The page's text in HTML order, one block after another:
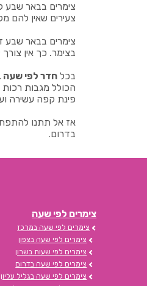
צימרים בבאר שבע
צעירים שאין להם
צימרים בבאר שבע
בצימר. כך אין
בכל חדר לפי
פינת קפה עשירה
אז אל תתנו
בדרום.
צימרים לפי שעה
צימרים לפי שעה במרכז
צימרים לפי שעה בצפון
צימרים לפי שעות בשרון
צימרים לפי שעה בדרום
צימרים לפי שעה בגליל עליון